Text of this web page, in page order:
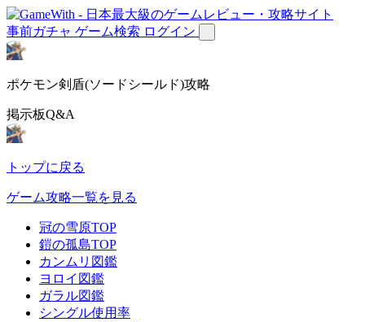
事前ガチャ ゲーム検索 ログイン
ポケモン剣盾(ソードシールド)攻略
掲示板Q&A
トップに戻る
ゲーム攻略一覧を見る
冠の雪原TOP
鎧の孤島TOP
カンムリ図鑑
ヨロイ図鑑
ガラル図鑑
シングル使用率